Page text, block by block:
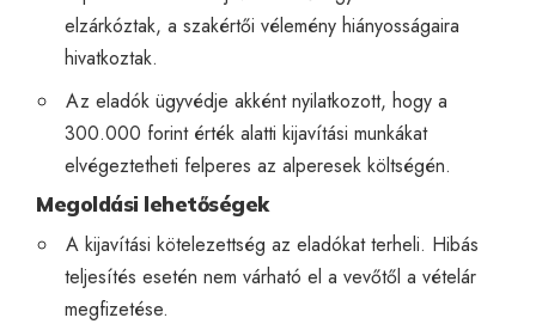
elzárkóztak, a szakértői vélemény hiányosságaira
hivatkoztak.
Az eladók ügyvédje akként nyilatkozott, hogy a
300.000 forint érték alatti kijavítási munkákat
elvégeztetheti felperes az alperesek költségén.
Megoldási lehetőségek
A kijavítási kötelezettség az eladókat terheli. Hibás
teljesítés esetén nem várható el a vevőtől a vételár
megfizetése.